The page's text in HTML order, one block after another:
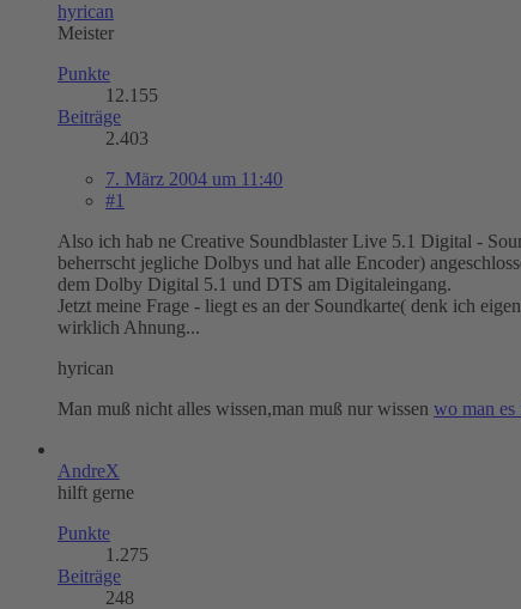
hyrican
Meister
Punkte
12.155
Beiträge
2.403
7. März 2004 um 11:40
#1
Also ich hab ne Creative Soundblaster Live 5.1 Digital -
beherrscht jegliche Dolbys und hat alle Encoder)
dem Dolby Digital 5.1 und DTS am Digitaleingang.
Jetzt meine Frage - liegt es an der Soundkarte( denk ich
wirklich Ahnung...
hyrican
Man muß nicht alles wissen,man muß nur wissen wo man es
AndreX
hilft gerne
Punkte
1.275
Beiträge
248